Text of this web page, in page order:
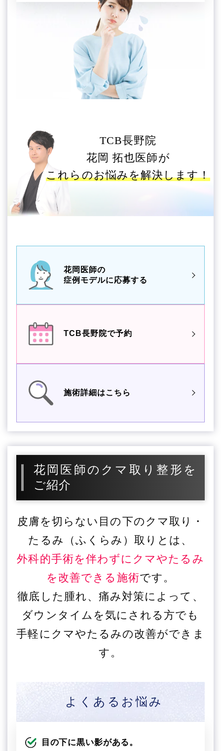
TCB長野院
花岡 拓也医師が
これらのお悩みを解決します！
花岡医師の
症例モデルに応募する
TCB長野院で予約
施術詳細はこちら
花岡医師のクマ取り整形を
ご紹介
皮膚を切らない目の下のクマ取り・
たるみ（ふくらみ）取りとは、
外科的手術を伴わずにクマやたるみ
を改善できる施術です。
徹底した腫れ、痛み対策によって、
ダウンタイムを気にされる方でも
手軽にクマやたるみの改善ができま
す。
よくあるお悩み
目の下に黒い影がある。